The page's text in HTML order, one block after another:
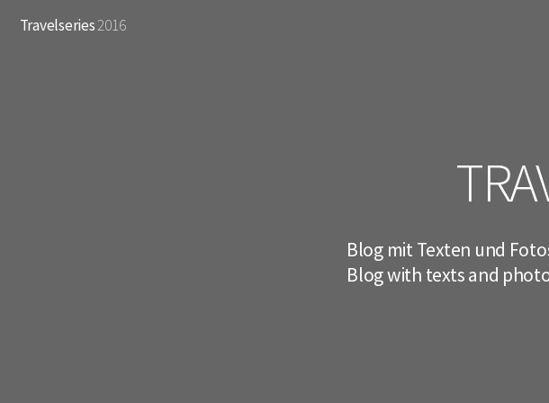
Travelseries2016
Blog mit Texten und
Blog with texts and